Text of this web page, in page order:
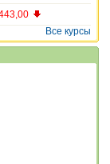
Все курсы